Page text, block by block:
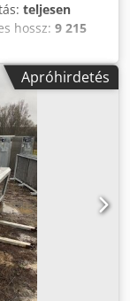
teljesen
hossz: 9 215
1 566 kW
= 1566 kW 6
Ajha
Apróhirdetés